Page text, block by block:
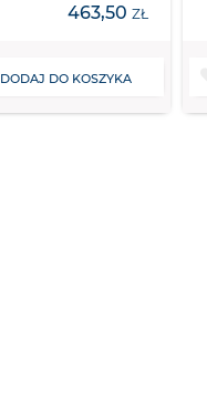
463,50 ZŁ
DODAJ DO KOSZYKA